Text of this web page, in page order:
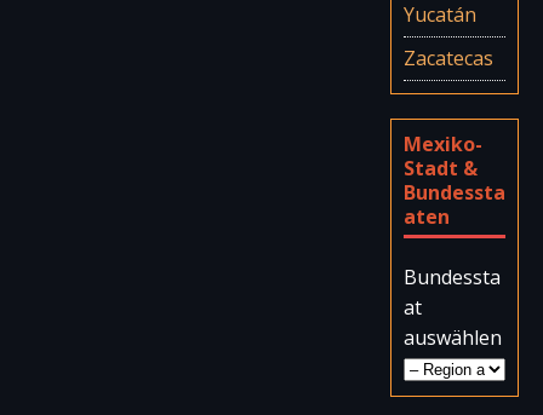
Yucatán
Zacatecas
Mexiko-
Stadt &
Bundessta
aten
Bundessta
at
auswählen